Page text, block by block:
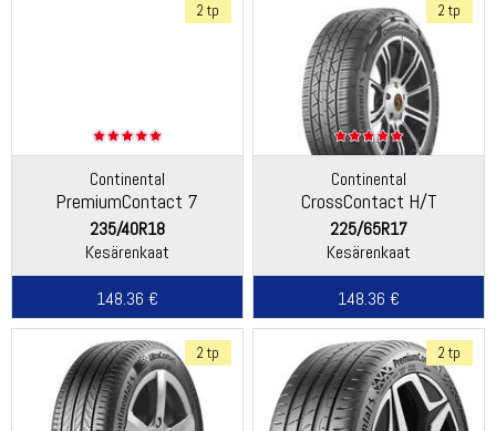
2 tp
Continental
PremiumContact 7
235/40R18
Kesärenkaat
148.36 €
2 tp
Continental
CrossContact H/T
225/65R17
Kesärenkaat
148.36 €
2 tp 2 tp